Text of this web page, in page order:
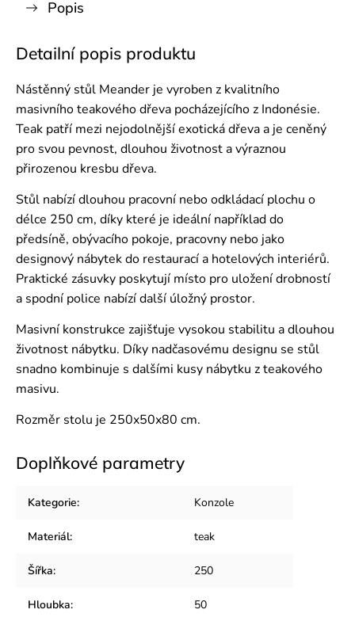
Popis
Detailní popis produktu
Nástěnný stůl Meander je vyroben z kvalitního
masivního teakového dřeva pocházejícího z Indonésie.
Teak patří mezi nejodolnější exotická dřeva a je ceněný
pro svou pevnost, dlouhou životnost a výraznou
přirozenou kresbu dřeva.
Stůl nabízí dlouhou pracovní nebo odkládací plochu o
délce 250 cm, díky které je ideální například do
předsíně, obývacího pokoje, pracovny nebo jako
designový nábytek do restaurací a hotelových interiérů.
Praktické zásuvky poskytují místo pro uložení drobností
a spodní police nabízí další úložný prostor.
Masivní konstrukce zajišťuje vysokou stabilitu a dlouhou
životnost nábytku. Díky nadčasovému designu se stůl
snadno kombinuje s dalšími kusy nábytku z teakového
masivu.
Rozměr stolu je 250x50x80 cm.
Doplňkové parametry
Kategorie: Konzole
Materiál: teak
Šířka: 250
Hloubka: 50